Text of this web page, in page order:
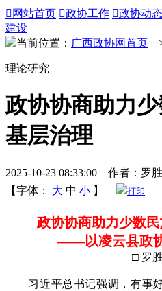
 网站首页 政协工作 政协动态
建设
当前位置： 广西政协网首页
理论研究
政协协商助力
基层治理
2025-10-23 08:33:00 作者：罗
【字体：
大 中 小 】 打印
政协协商助力少数
——以凌云县政
□ 罗
习近平总书记强调，有事好